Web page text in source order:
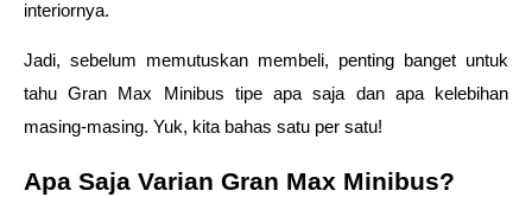
interiornya.
Jadi, sebelum memutuskan membeli, penting banget untuk
tahu Gran Max Minibus tipe apa saja dan apa kelebihan
masing-masing. Yuk, kita bahas satu per satu!
Apa Saja Varian Gran Max Minibus?